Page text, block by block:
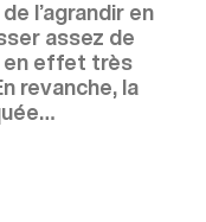
l’agrandir en
assez de
en effet très
revanche, la